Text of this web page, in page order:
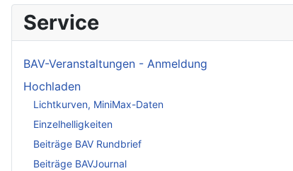
Service
BAV-Veranstaltungen - Anmeldung
Hochladen
Lichtkurven, MiniMax-Daten
Einzelhelligkeiten
Beiträge BAV Rundbrief
Beiträge BAVJournal